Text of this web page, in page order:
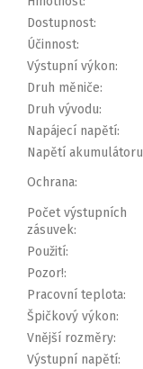
Dostupnost:
Účinnost:
Výstupní výkon:
Druh měniče:
Druh vývodu:
Napájecí napětí:
Napětí akumulátoru
Ochrana:
Počet výstupních
zásuvek:
Použití:
Pozor!:
Pracovní teplota:
Špičkový výkon:
Vnější rozměry:
Výstupní napětí: